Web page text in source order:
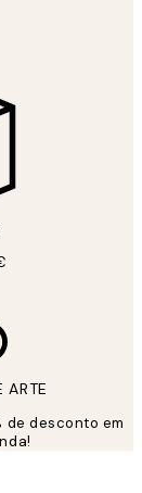
ARTE
de desconto em